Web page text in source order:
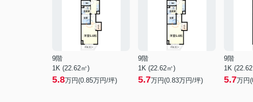
9階
1K (22.62㎡)
5.8万円(0.85万円/坪)
9階
1K (22.62㎡)
5.7万円(0.83万円/坪)
9階
1K
5.7万円(